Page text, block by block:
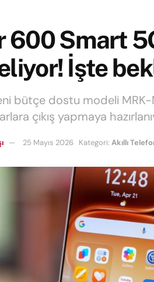
600 Smart
İşte
bütçe dostu modeli MRK-
çıkış yapmaya
25 Mayıs 2026 Kategori: Akıllı